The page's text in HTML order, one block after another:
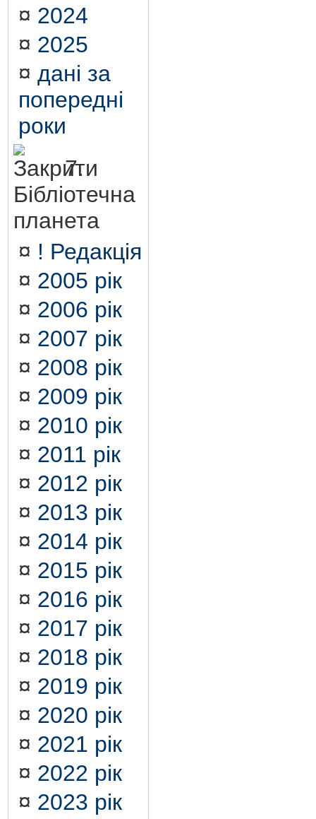
¤ 2024
¤ 2025
¤ дані за
попередні
роки
7.
Бібліотечна
планета
¤ ! Редакція
¤ 2005 рік
¤ 2006 рік
¤ 2007 рік
¤ 2008 рік
¤ 2009 рік
¤ 2010 рік
¤ 2011 рік
¤ 2012 рік
¤ 2013 рік
¤ 2014 рік
¤ 2015 рік
¤ 2016 рік
¤ 2017 рік
¤ 2018 рік
¤ 2019 рік
¤ 2020 рік
¤ 2021 рік
¤ 2022 рік
¤ 2023 рік